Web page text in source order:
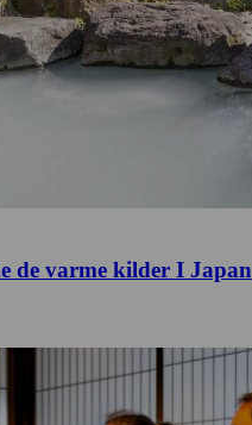
de varme kilder I Japan